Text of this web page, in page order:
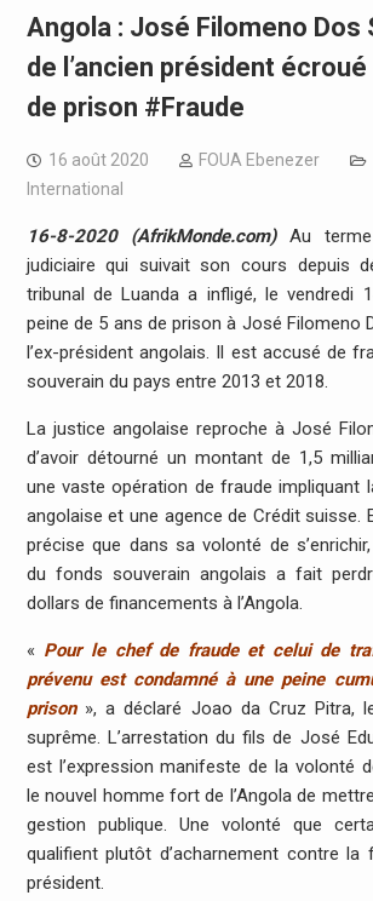
Angola : José Filomeno Dos
de l’ancien président
de prison #Fraude
16 août 2020 FOUA Ebenezer
International
16-8-2020 (AfrikMonde.com)Au terme
judiciaire qui suivait son cours depuis
tribunal de Luanda a infligé, le vendredi
peine de 5 ans de prison à José Filomeno
l’ex-président angolais. Il est accusé de
souverain du pays entre 2013 et 2018.
La justice angolaise reproche à José
d’avoir détourné un montant de 1,5
une vaste opération de fraude impliquant
angolaise et une agence de Crédit suisse.
précise que dans sa volonté de
du fonds souverain angolais a fait
dollars de financements à l’Angola.
« Pour le chef de fraude et celui de
prévenu est condamné à une peine
prison », a déclaré Joao da Cruz Pitra,
suprême. L’arrestation du fils de José
est l’expression manifeste de la volonté
le nouvel homme fort de l’Angola de
gestion publique. Une volonté que
qualifient plutôt d’acharnement contre la
président.